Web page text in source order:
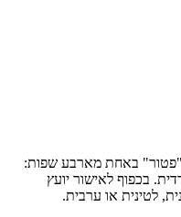
"פטור" באחת מארבע שפות:
בכפוף לאישור יועץ
לטינית או ערבית.